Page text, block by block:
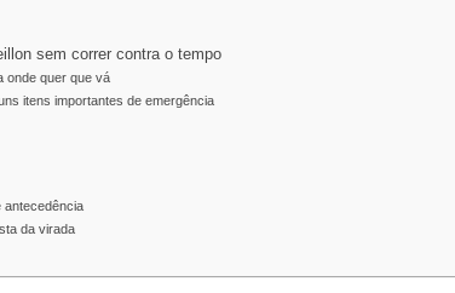
sem correr contra o tempo
onde quer que vá
itens importantes de emergência
antecedência
da virada